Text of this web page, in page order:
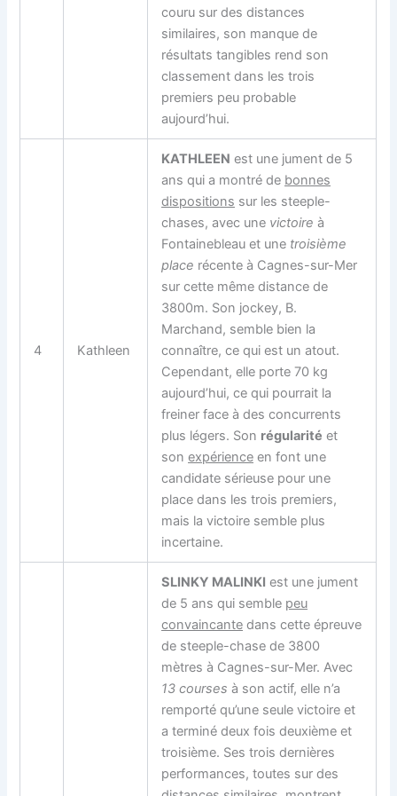
couru sur des distances
similaires, son manque de
résultats tangibles rend son
classement dans les trois
premiers peu probable
aujourd’hui.
4 Kathleen
KATHLEEN est une jument de 5
ans qui a montré de bonnes
dispositions sur les steeple-
chases, avec une victoire à
Fontainebleau et une troisième
place récente à Cagnes-sur-Mer
sur cette même distance de
3800m. Son jockey, B.
Marchand, semble bien la
connaître, ce qui est un atout.
Cependant, elle porte 70 kg
aujourd’hui, ce qui pourrait la
freiner face à des concurrents
plus légers. Son régularité et
sonexpérience en font une
candidate sérieuse pour une
place dans les trois premiers,
mais la victoire semble plus
incertaine.
SLINKY MALINKI est une jument
de 5 ans qui semble peu
convaincante dans cette épreuve
de steeple-chase de 3800
mètres à Cagnes-sur-Mer. Avec
13 courses à son actif, elle n’a
remporté qu’une seule victoire et
a terminé deux fois deuxième et
troisième. Ses trois dernières
performances, toutes sur des